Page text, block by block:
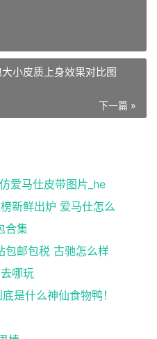
小皮质上身效果对比图
下一篇 »
爱马仕皮带图片_he
新鲜出炉 爱马仕怎么
合集
包邮包税 古驰怎么样
哪玩
是什么神仙食物鸭！